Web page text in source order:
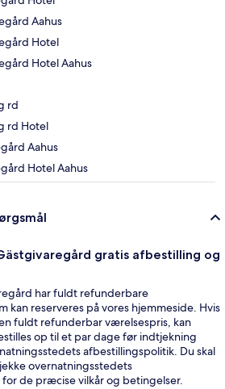
Aahus
Hotel
Hotel Aahus
rd
rd Hotel
Aahus
Hotel Aahus
gratis afbestilling og
har fuldt refunderbare
kan reserveres på vores hjemmeside. Hvis
fuldt refunderbar værelsespris, kan
op til et par dage før indtjekning
afbestillingspolitik. Du skal
overnatningsstedets
de præcise vilkår og betingelser.